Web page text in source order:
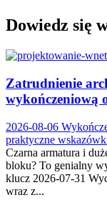
Dowiedz się
Zatrudnienie
wykończeniową
2026-08-06
praktyczne
Czarna armatura i
bloku? To genialny
klucz 2026-07-31
wraz z...